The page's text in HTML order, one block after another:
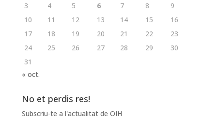
3
4 5 6 7 8
9
10
11 12 13 14 15
16
17
18 19 20 21 22
23
24
25 26 27 28 29
30
31
« oct.
No et perdis res!
Subscriu-te a l'actualitat de OIH